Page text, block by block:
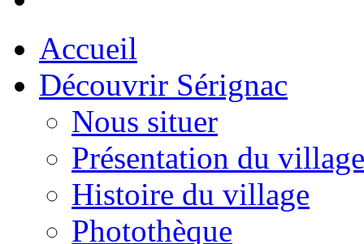
Accueil
Découvrir Sérignac
Nous situer
Présentation du village
Histoire du village
Photothèque